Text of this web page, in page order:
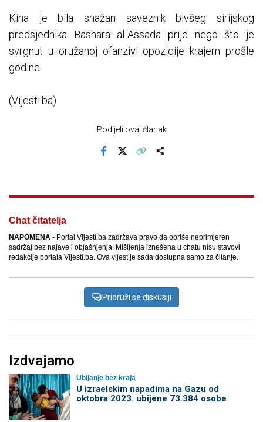
Kina je bila snažan saveznik bivšeg sirijskog
predsjednika Bashara al-Assada prije nego što je
svrgnut u oružanoj ofanzivi opozicije krajem prošle
godine.
(Vijesti.ba)
Podijeli ovaj članak
Chat čitatelja
NAPOMENA - Portal Vijesti.ba zadržava pravo da obriše neprimjeren
sadržaj bez najave i objašnjenja. Mišljenja iznešena u chatu nisu stavovi
redakcije portala Vijesti.ba. Ova vijest je sada dostupna samo za čitanje.
Pridruži se diskusiji
Izdvajamo
Ubijanje bez kraja
U izraelskim napadima na Gazu od
oktobra 2023. ubijene 73.384 osobe